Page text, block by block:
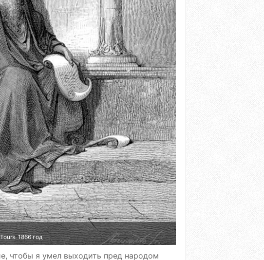
1866 год
чтобы я умел выходить пред народом